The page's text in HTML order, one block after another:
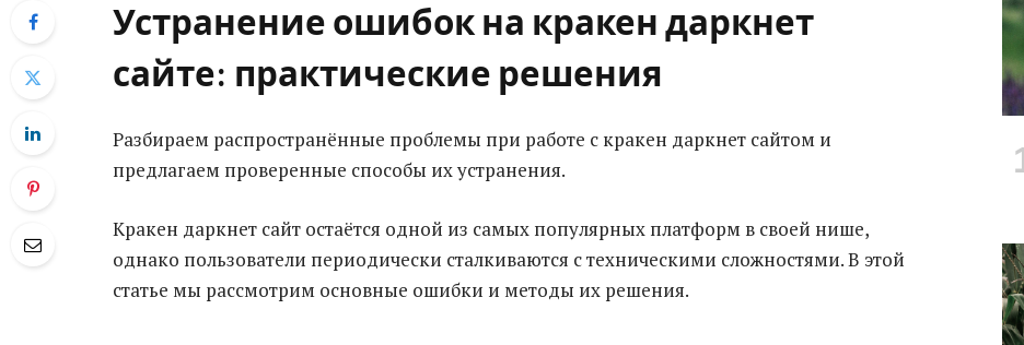
Устранение ошибок на кракен даркнет
сайте: практические решения
Разбираем распространённые проблемы при работе с кракен даркнет сайтом и
предлагаем проверенные способы их устранения.
Кракен даркнет сайт остаётся одной из самых популярных платформ в своей нише,
однако пользователи периодически сталкиваются с техническими сложностями. В этой
статье мы рассмотрим основные ошибки и методы их решения.